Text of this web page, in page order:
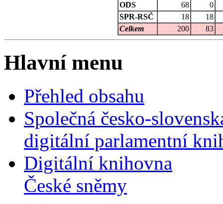
ODS
68
0
SPR-RSČ
18
18
Celkem
200 83
Hlavní menu
Přehled obsahu
Společná česko-
digitální parlamentní
Digitální knihovna
České sněmy